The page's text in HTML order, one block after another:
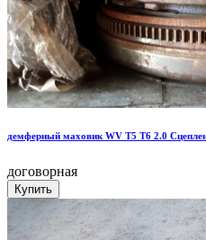
демферный маховик WV T5 T6 2.0
договорная